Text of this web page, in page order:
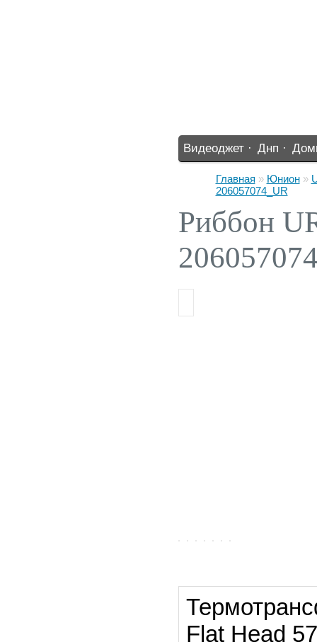
Видеоджет · Днп ·
Главная » Юнион »
206057074_UR
Риббон
Flat Head